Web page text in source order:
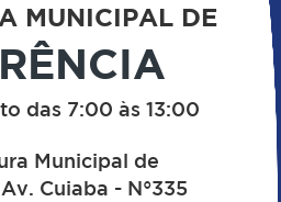
MUNICIPAL DE
das 7:00 às 13:00
Municipal de
Cuiaba - N°335